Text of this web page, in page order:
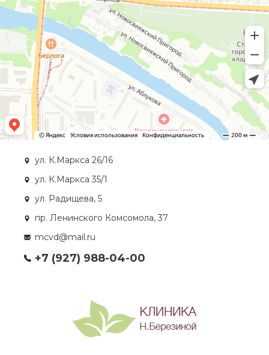
ул. К.Маркса 26/16
ул. К.Маркса 35/1
ул. Радищева, 5
пр. Ленинского Комсомола, 37
mcvd@mail.ru
+7 (927) 988-04-00